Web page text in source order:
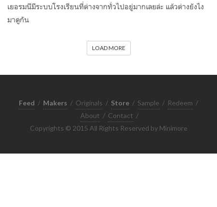
เยอรมนีมีระบบโรงเรียนที่ต่างจากทั่วไปอยู่มากเลยล่ะ แล้วต่างยังไง
มาดูกัน
LOAD MORE
Feed / Makers / Originals / Store / Sample / Redeem /
About / Contact /
Copyrights © 2015 All Rights Reserved by Minimore